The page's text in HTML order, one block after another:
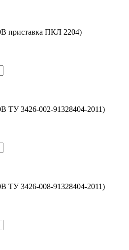
приставка ПКЛ 2204)
ТУ 3426-002-91328404-2011)
ТУ 3426-008-91328404-2011)